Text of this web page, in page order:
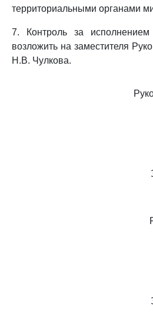
территориальными органами
7. Контроль за исполнением
возложить на заместителя
Н.В. Чулкова.